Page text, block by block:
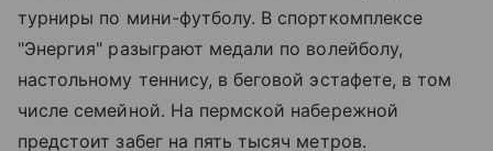
турниры по мини-футболу. В спорткомплексе
"Энергия" разыграют медали по волейболу,
настольному теннису, в беговой эстафете, в том
числе семейной. На пермской набережной
предстоит забег на пять тысяч метров.